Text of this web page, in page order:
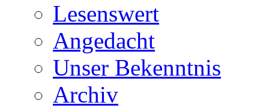
Lesenswert
Angedacht
Unser Bekenntnis
Archiv